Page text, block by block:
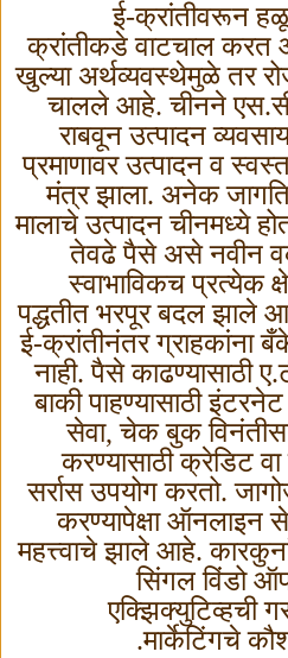
ई-क्रांतीवरून
क्रांतीकडे वाटचाल करत
खुल्या अर्थव्यवस्थेमुळे तर
चालले आहे. चीनने
राबवून उत्पादन
प्रमाणावर उत्पादन व
मंत्र झाला. अनेक
मालाचे उत्पादन चीनमध्ये
तेवढे पैसे असे नवीन
स्वाभाविकच प्रत्येक
पद्धतीत भरपूर बदल झाले
ई-क्रांतीनंतर ग्राहकांना
नाही. पैसे काढण्यासाठी
बाकी पाहण्यासाठी
सेवा,चेक बुक
करण्यासाठी क्रेडिट वा
सर्रास उपयोग करतो.
करण्यापेक्षा ऑनलाइन
महत्त्वाचे झाले आहे.
सिंगल विंडो
एक्झिक्युटिव्हची
मार्केटिंगचे